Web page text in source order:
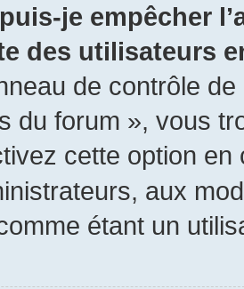
je empêcher
des utilisateurs
de contrôle
du forum », vous
cette option
aux
étant un